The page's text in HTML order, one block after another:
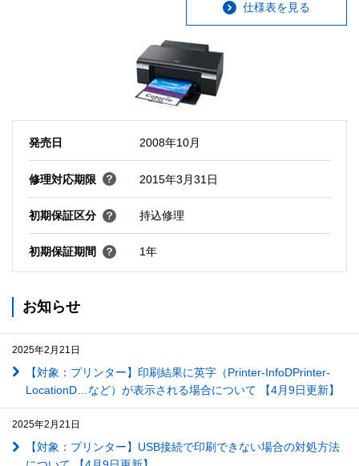
仕様表を見る
発売日 2008年10月
修理対応期限 2015年3月31日
初期保証区分 持込修理
初期保証期間 1年
お知らせ
2025年2月21日
【対象：プリンター】印刷結果に英字（Printer-InfoDPrinter-
LocationD…など）が表示される場合について 【4月9日更新】
2025年2月21日
【対象：プリンター】USB接続で印刷できない場合の対処方法